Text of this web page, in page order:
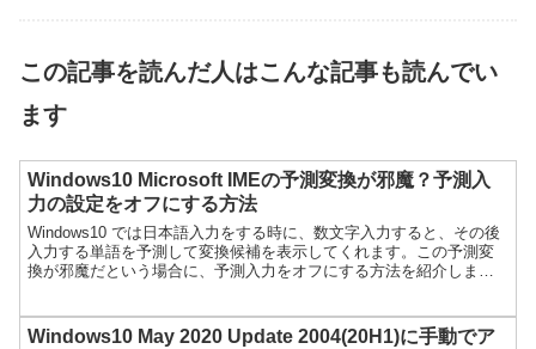
この記事を読んだ人はこんな記事も読んでい
ます
Windows10 Microsoft IMEの予測変換が邪魔？予測入
力の設定をオフにする方法
Windows10 では日本語入力をする時に、数文字入力すると、その後
入力する単語を予測して変換候補を表示してくれます。この予測変
換が邪魔だという場合に、予測入力をオフにする方法を紹介しま
Windows10 May 2020 Update 2004(20H1)に手動でア